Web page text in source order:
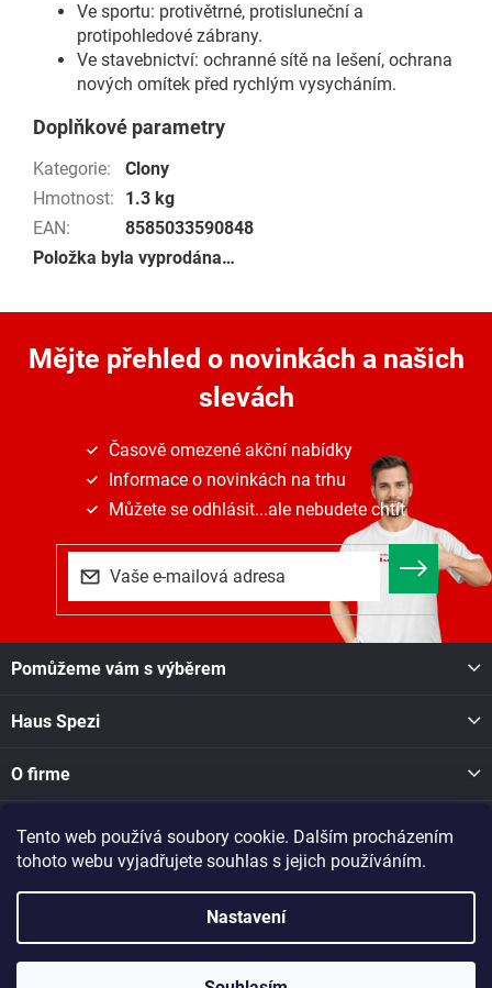
Tento web používá soubory cookie. Dalším procházením
tohoto webu vyjadřujete souhlas s jejich používáním.
Nastavení
Při nákupu v naší pobočce v Novém Městě na Moravě, Soškova
1550, se o dostupnosti zboží informujte na tel. čísle: 605 028 731
Ve sportu: protivětrné, protisluneční a
protipohledové zábrany.
Ve stavebnictví: ochranné sítě na lešení, ochrana
nových omítek před rychlým vysycháním.
Doplňkové parametry
Kategorie:
Clony
Hmotnost:
1.3 kg
EAN:
8585033590848
Položka byla vyprodána…
Mějte přehled o novinkách a našich
slevách
Časově omezené akční nabídky
Informace o novinkách na trhu
Můžete se odhlásit...ale nebudete chtít
Pomůžeme vám s výběrem
Haus Spezi
O firme
Facebook